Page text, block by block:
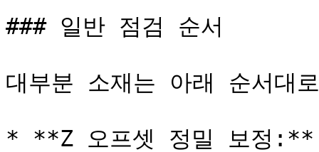
### 일반 점검 순서
대부분 소재는 아래 순서대
* **Z 오프셋 정밀 보정:**